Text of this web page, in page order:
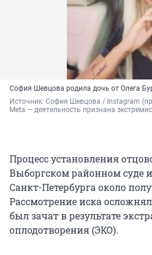
София Шевцова родила дочь от Олега
Источник: София Шевцова / Instagram
Meta — деятельность признана
Процесс установления
Выборгском районном суде
Санкт-Петербурга около
Рассмотрение иска
был зачат в результате
оплодотворения (ЭКО).